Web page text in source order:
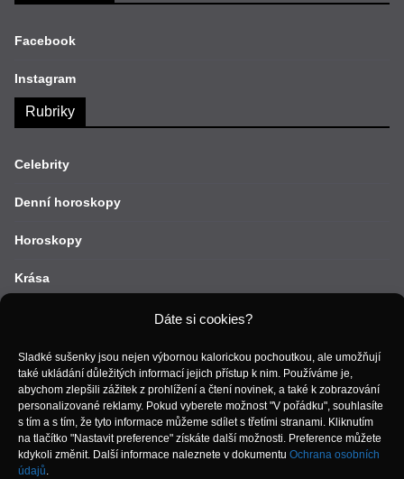
Dáte si cookies?
Sladké sušenky jsou nejen výbornou kalorickou pochoutkou, ale umožňují
také ukládání důležitých informací jejich přístup k nim. Používáme je,
abychom zlepšili zážitek z prohlížení a čtení novinek, a také k zobrazování
personalizované reklamy. Pokud vyberete možnost "V pořádku", souhlasíte
s tím a s tím, že tyto informace můžeme sdílet s třetími stranami. Kliknutím
na tlačítko "Nastavit preference" získáte další možnosti. Preference můžete
kdykoli změnit. Další informace naleznete v dokumentu Ochrana osobních
údajů.
Facebook
Instagram
Rubriky
Celebrity
Denní horoskopy
Horoskopy
Krása
Móda
Recepty
Vztahy
Zdraví